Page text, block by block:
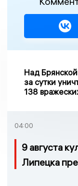
Над
за сутки
138
04:00
9 августа
Липецка